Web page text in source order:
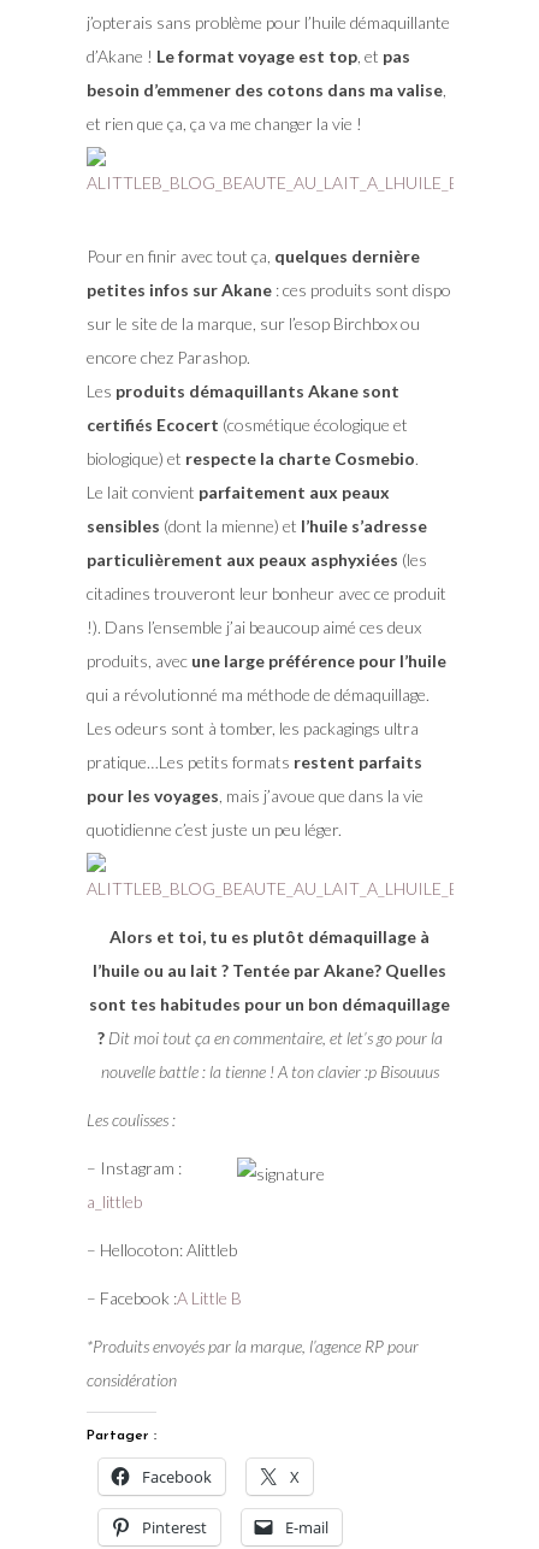
j’opterais sans problème pour l’huile démaquillante
d’Akane ! Le format voyage est top, et pas
besoin d’emmener des cotons dans ma valise,
et rien que ça, ça va me changer la vie !
Pour en finir avec tout ça, quelques dernière
petites infos sur Akane: ces produits sont dispo
sur le site de la marque, sur l’esop Birchbox ou
encore chez Parashop.
Les produits démaquillants Akane sont
certifiés Ecocert (cosmétique écologique et
biologique) et respecte la charte Cosmebio.
Le lait convient parfaitement aux peaux
sensibles (dont la mienne) et l’huile s’adresse
particulièrement aux peaux asphyxiées (les
citadines trouveront leur bonheur avec ce produit
!). Dans l’ensemble j’ai beaucoup aimé ces deux
produits, avec une large préférence pour l’huile
qui a révolutionné ma méthode de démaquillage.
Les odeurs sont à tomber, les packagings ultra
pratique…Les petits formats restent parfaits
pour les voyages , mais j’avoue que dans la vie
quotidienne c’est juste un peu léger.
Alors et toi, tu es plutôt démaquillage à
l’huile ou au lait ? Tentée par Akane? Quelles
sont tes habitudes pour un bon démaquillage
? Dit moi tout ça en commentaire, et let’s go pour la
nouvelle battle : la tienne ! A ton clavier :p Bisouuus
Les coulisses :
– Instagram :
a_littleb
– Hellocoton: Alittleb
– Facebook :A Little B
*Produits envoyés par la marque, l’agence RP pour
considération
Partager :
Facebook X
Pinterest E-mail